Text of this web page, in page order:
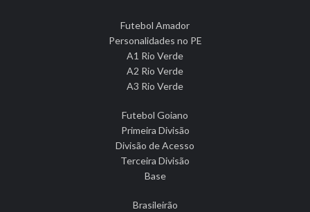
Futebol Amador
Personalidades no PE
A1 Rio Verde
A2 Rio Verde
A3 Rio Verde
Futebol Goiano
Primeira Divisão
Divisão de Acesso
Terceira Divisão
Base
Brasileirão